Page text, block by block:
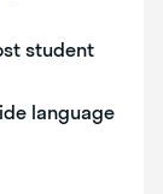
student
language